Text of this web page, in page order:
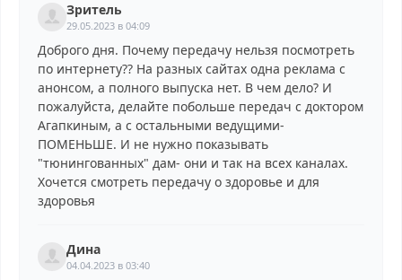
Зритель
29.05.2023 в 04:09
Доброго дня. Почему передачу нельзя посмотреть
по интернету?? На разных сайтах одна реклама с
анонсом, а полного выпуска нет. В чем дело? И
пожалуйста, делайте побольше передач с доктором
Агапкиным, а с остальными ведущими-
ПОМЕНЬШЕ. И не нужно показывать
"тюнингованных" дам- они и так на всех каналах.
Хочется смотреть передачу о здоровье и для
здоровья
Дина
04.04.2023 в 03:40